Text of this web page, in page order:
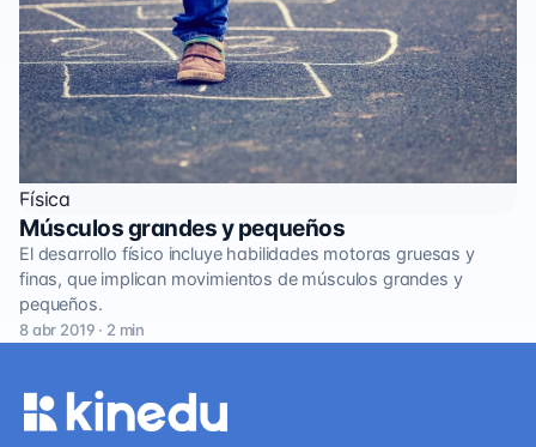
Física
Músculos grandes y pequeños
El desarrollo físico incluye habilidades motoras gruesas y
finas, que implican movimientos de músculos grandes y
pequeños.
8 abr 2019 · 2 min